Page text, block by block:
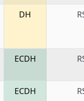
DH
ECDH
ECDH